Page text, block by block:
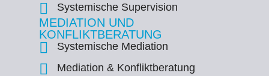
Systemische Supervision
MEDIATION UND
KONFLIKTBERATUNG
Systemische Mediation
Mediation & Konfliktberatung